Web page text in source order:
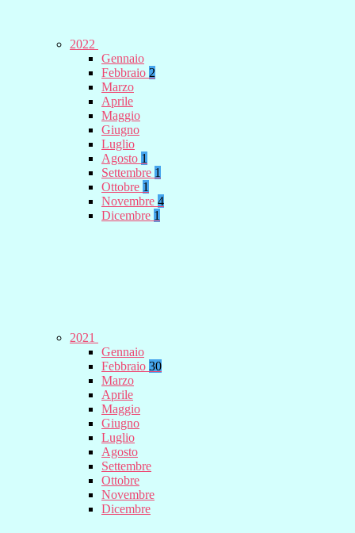
2022
Gennaio
Febbraio 2
Marzo
Aprile
Maggio
Giugno
Luglio
Agosto 1
Settembre 1
Ottobre 1
Novembre 4
Dicembre 1
2021
Gennaio
Febbraio 30
Marzo
Aprile
Maggio
Giugno
Luglio
Agosto
Settembre
Ottobre
Novembre
Dicembre